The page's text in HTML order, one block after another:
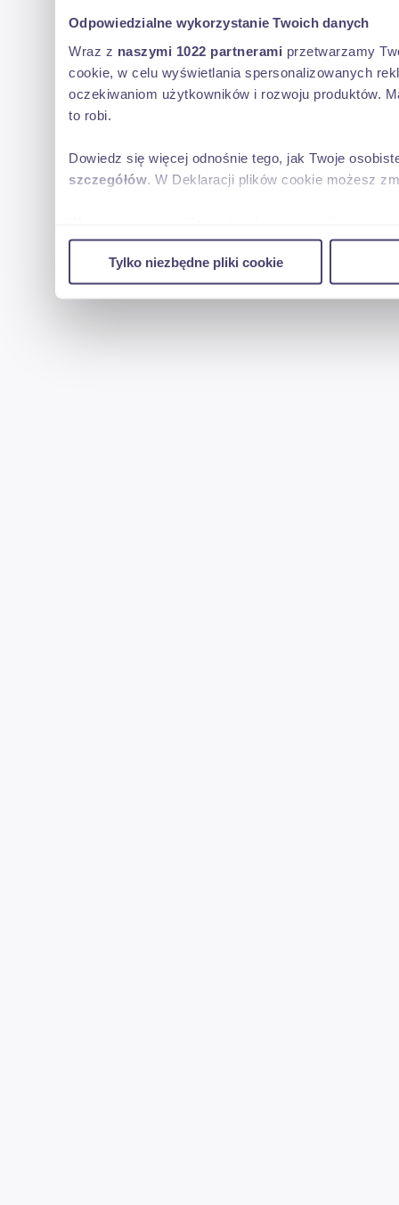
Odpowiedzialne wykorzystanie Twoich danych
Wraz z naszymi 1022 partnerami przetwarzamy
cookie, w celu wyświetlania spersonalizowanych
oczekiwaniom użytkowników i rozwoju produktów.
to robi.
Dowiedz się więcej odnośnie tego, jak Twoje
szczegółów . W Deklaracji plików cookie możesz
w naszej witrynie. Informacje o tym, jak korzystasz
reklamowym i analitycznym. Partnerzy mogą
uzyskanymi podczas korzystania z ich usług.
Tylko niezbędne pliki cookie